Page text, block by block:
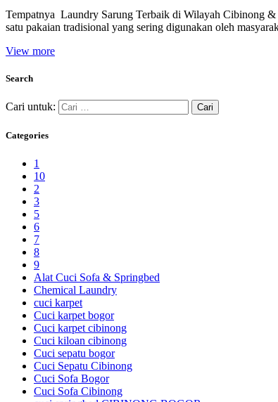
Tempatnya Laundry Sarung Terbaik di Wilayah Cibinong &
satu pakaian tradisional yang sering digunakan oleh
View more
Search
Cari untuk:
Categories
1
10
2
3
5
6
7
8
9
Alat Cuci Sofa & Springbed
Chemical Laundry
cuci karpet
Cuci karpet bogor
Cuci karpet cibinong
Cuci kiloan cibinong
Cuci sepatu bogor
Cuci Sepatu Cibinong
Cuci Sofa Bogor
Cuci Sofa Cibinong